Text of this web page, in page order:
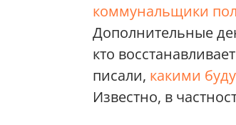
коммунальщики
Дополнительные
кто
писали, какими
Известно, в